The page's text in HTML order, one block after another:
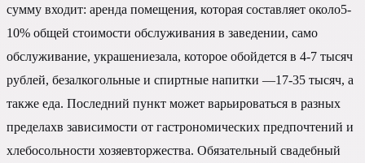
сумму входит: аренда помещения, которая составляет около5-
10% общей стоимости обслуживания в заведении, само
обслуживание, украшениезала, которое обойдется в 4-7 тысяч
рублей, безалкогольные и спиртные напитки —17-35 тысяч, а
также еда. Последний пункт может варьироваться в разных
пределахв зависимости от гастрономических предпочтений и
хлебосольности хозяевторжества. Обязательный свадебный